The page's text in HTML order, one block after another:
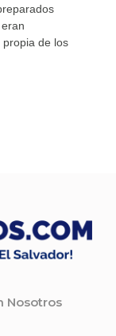
de los
Nosotros